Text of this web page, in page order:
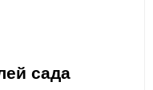
сада